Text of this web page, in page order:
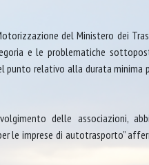
del Ministero dei
e le problematiche
punto relativo alla durata minima
delle associazioni,
le imprese di autotrasporto”